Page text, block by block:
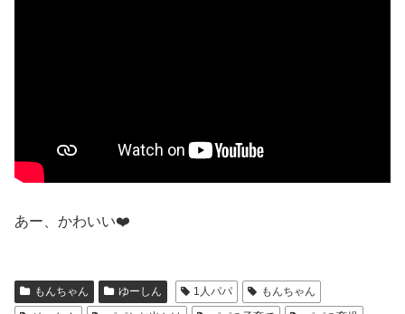
あー、かわいい❤️
もんちゃん ゆーしん 1人パパ
もんちゃん